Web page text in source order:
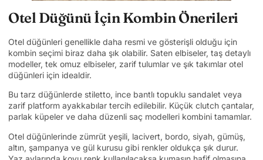
Otel Düğünü İçin Kombin Önerileri
Otel düğünleri genellikle daha resmi ve gösterişli olduğu için
kombin seçimi biraz daha şık olabilir. Saten elbiseler, taş detaylı
modeller, tek omuz elbiseler, zarif tulumlar ve şık takımlar otel
düğünleri için idealdir.
Bu tarz düğünlerde stiletto, ince bantlı topuklu sandalet veya
zarif platform ayakkabılar tercih edilebilir. Küçük clutch çantalar,
parlak küpeler ve daha düzenli saç modelleri kombini tamamlar.
Otel düğünlerinde zümrüt yeşili, lacivert, bordo, siyah, gümüş,
altın, şampanya ve gül kurusu gibi renkler oldukça şık durur.